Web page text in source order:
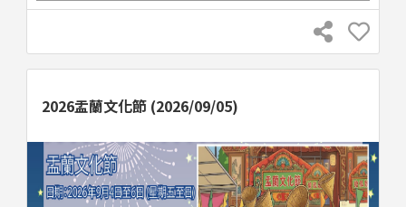
2026盂蘭文化節 (2026/09/05)